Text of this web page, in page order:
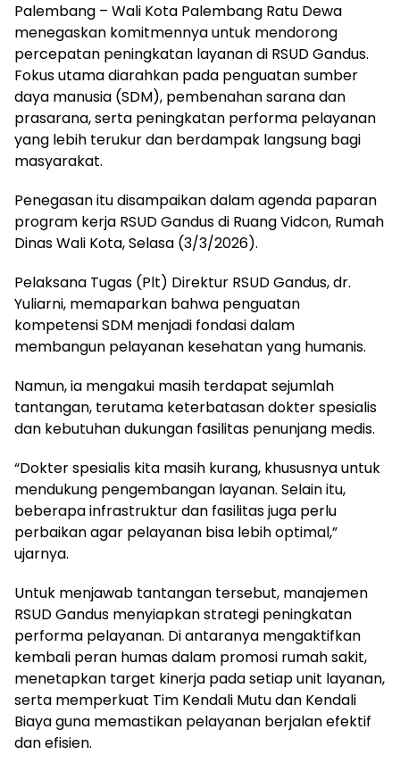
Palembang – Wali Kota Palembang Ratu Dewa
menegaskan komitmennya untuk mendorong
percepatan peningkatan layanan di RSUD Gandus.
Fokus utama diarahkan pada penguatan sumber
daya manusia (SDM), pembenahan sarana dan
prasarana, serta peningkatan performa pelayanan
yang lebih terukur dan berdampak langsung bagi
masyarakat.
Penegasan itu disampaikan dalam agenda paparan
program kerja RSUD Gandus di Ruang Vidcon, Rumah
Dinas Wali Kota, Selasa (3/3/2026).
Pelaksana Tugas (Plt) Direktur RSUD Gandus, dr.
Yuliarni, memaparkan bahwa penguatan
kompetensi SDM menjadi fondasi dalam
membangun pelayanan kesehatan yang humanis.
Namun, ia mengakui masih terdapat sejumlah
tantangan, terutama keterbatasan dokter spesialis
dan kebutuhan dukungan fasilitas penunjang medis.
“Dokter spesialis kita masih kurang, khususnya untuk
mendukung pengembangan layanan. Selain itu,
beberapa infrastruktur dan fasilitas juga perlu
perbaikan agar pelayanan bisa lebih optimal,”
ujarnya.
Untuk menjawab tantangan tersebut, manajemen
RSUD Gandus menyiapkan strategi peningkatan
performa pelayanan. Di antaranya mengaktifkan
kembali peran humas dalam promosi rumah sakit,
menetapkan target kinerja pada setiap unit layanan,
serta memperkuat Tim Kendali Mutu dan Kendali
Biaya guna memastikan pelayanan berjalan efektif
dan efisien.